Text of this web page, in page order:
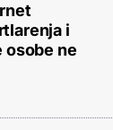
i
osobe ne